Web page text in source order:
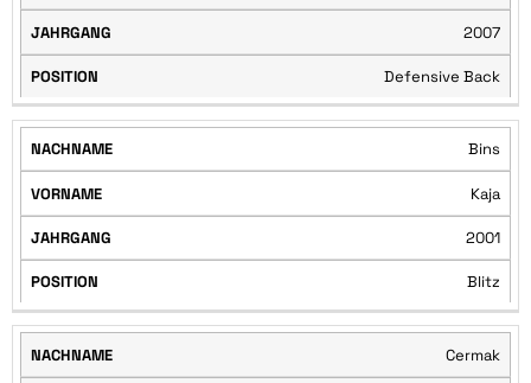
2007
Defensive Back
Bins
Kaja
2001
Blitz
Cermak